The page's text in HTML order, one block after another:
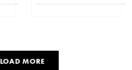
LOAD MORE